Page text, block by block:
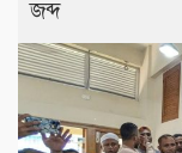
জব্দ